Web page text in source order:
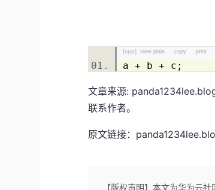
[cpp] view plain copy print
a + b + c;
文章来源:
联系作者。
原文链接：
【版权声明】本文为华为云